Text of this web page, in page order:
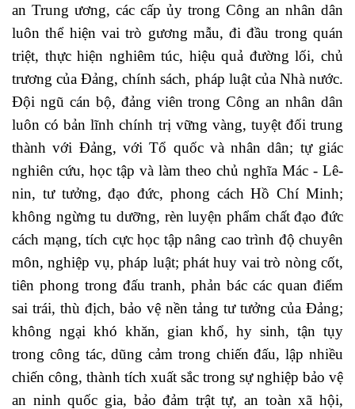
an Trung ương, các cấp ủy trong Công an nhân dân
luôn thể hiện vai trò gương mẫu, đi đầu trong quán
triệt, thực hiện nghiêm túc, hiệu quả đường lối, chủ
trương của Đảng, chính sách, pháp luật của Nhà nước.
Đội ngũ cán bộ, đảng viên trong Công an nhân dân
luôn có bản lĩnh chính trị vững vàng, tuyệt đối trung
thành với Đảng, với Tổ quốc và nhân dân; tự giác
nghiên cứu, học tập và làm theo chủ nghĩa Mác - Lê-
nin, tư tưởng, đạo đức, phong cách Hồ Chí Minh;
không ngừng tu dưỡng, rèn luyện phẩm chất đạo đức
cách mạng, tích cực học tập nâng cao trình độ chuyên
môn, nghiệp vụ, pháp luật; phát huy vai trò nòng cốt,
tiên phong trong đấu tranh, phản bác các quan điểm
sai trái, thù địch, bảo vệ nền tảng tư tưởng của Đảng;
không ngại khó khăn, gian khổ, hy sinh, tận tụy
trong công tác, dũng cảm trong chiến đấu, lập nhiều
chiến công, thành tích xuất sắc trong sự nghiệp bảo vệ
an ninh quốc gia, bảo đảm trật tự, an toàn xã hội,